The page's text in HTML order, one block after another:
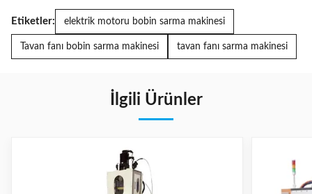
Etiketler: elektrik motoru bobin sarma makinesi
Tavan fanı bobin sarma makinesi tavan fanı sarma makinesi
İlgili Ürünler